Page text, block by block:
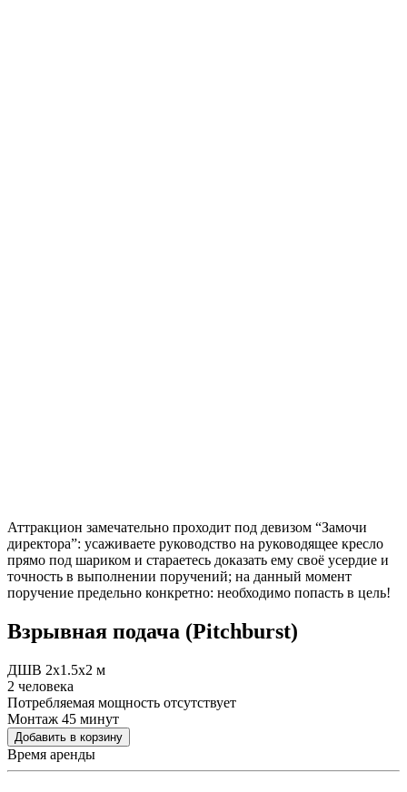
Аттракцион замечательно проходит под девизом “Замочи
директора”: усаживаете руководство на руководящее кресло
прямо под шариком и стараетесь доказать ему своё усердие и
точность в выполнении поручений; на данный момент
поручение предельно конкретно: необходимо попасть в цель!
Взрывная подача (Pitchburst)
ДШВ 2х1.5х2 м
2 человека
Потребляемая мощность отсутствует
Монтаж 45 минут
Добавить в корзину
Время аренды